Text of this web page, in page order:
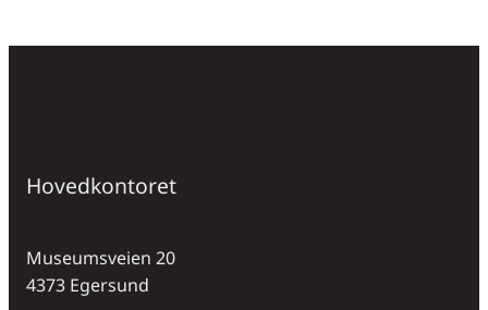
Hovedkontoret
Museumsveien 20
4373 Egersund